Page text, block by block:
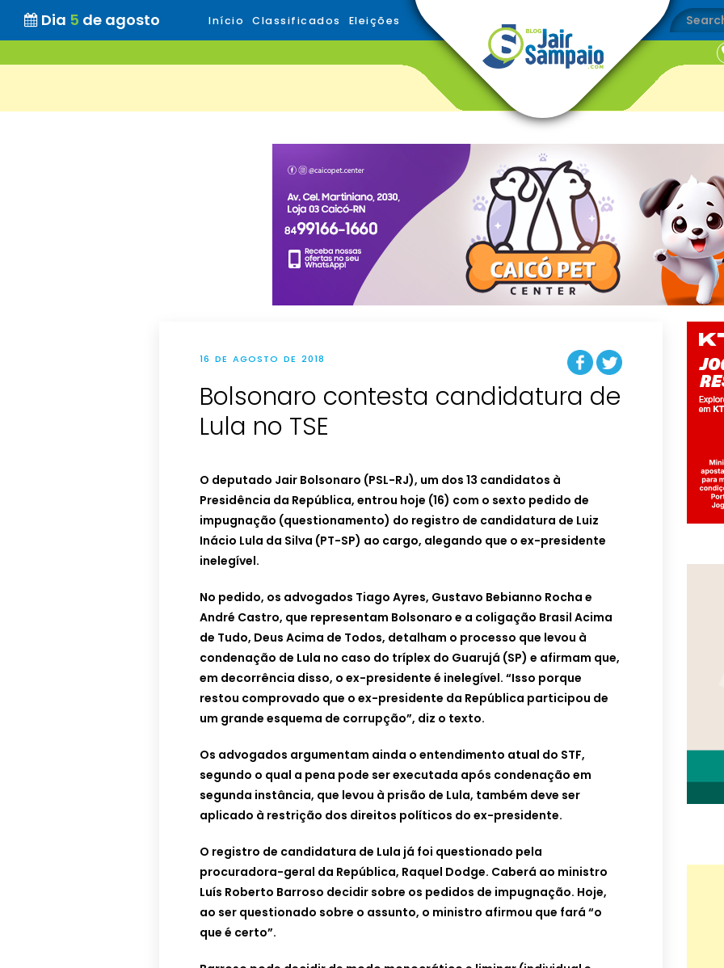
Dia 5 de agosto Início Classificados Eleições
16 DE AGOSTO DE 2018
Bolsonaro contesta candidatura de
Lula no TSE
O deputado Jair Bolsonaro (PSL-RJ), um dos 13 candidatos à
Presidência da República, entrou hoje (16) com o sexto pedido de
impugnação (questionamento) do registro de candidatura de Luiz
Inácio Lula da Silva (PT-SP) ao cargo, alegando que o ex-presidente
inelegível.
No pedido, os advogados Tiago Ayres, Gustavo Bebianno Rocha e
André Castro, que representam Bolsonaro e a coligação Brasil Acima
de Tudo, Deus Acima de Todos, detalham o processo que levou à
condenação de Lula no caso do tríplex do Guarujá (SP) e afirmam que,
em decorrência disso, o ex-presidente é inelegível. “Isso porque
restou comprovado que o ex-presidente da República participou de
um grande esquema de corrupção”, diz o texto.
Os advogados argumentam ainda o entendimento atual do STF,
segundo o qual a pena pode ser executada após condenação em
segunda instância, que levou à prisão de Lula, também deve ser
aplicado à restrição dos direitos políticos do ex-presidente.
O registro de candidatura de Lula já foi questionado pela
procuradora-geral da República, Raquel Dodge. Caberá ao ministro
Luís Roberto Barroso decidir sobre os pedidos de impugnação. Hoje,
ao ser questionado sobre o assunto, o ministro afirmou que fará “o
que é certo”.